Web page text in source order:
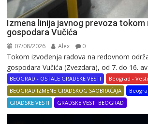
Izmena linija javnog prevoza tokom
gospodara Vučića
07/08/2026 Alex 0
Tokom izvođenja radova na redovnom
gospodara Vučića (Zvezdara), od 7. do 16.
BEOGRAD - OSTALE GRADSKE VESTI
Beograd -
BEOGRAD IZMENE GRADSKOG SAOBRAĆAJA
GRADSKE VESTI
GRADSKE VESTI BEOGRAD